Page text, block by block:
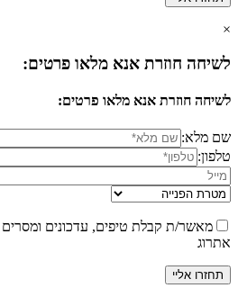
×
לשיחה חוזרת אנא מלאו פרטים:
לשיחה חוזרת אנא מלאו פרטים:
שם מלא:
טלפון:
מאשר/ת קבלת טיפים, עדכונים
אתרוג